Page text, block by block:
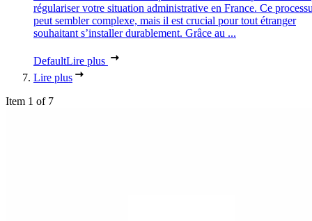
régulariser votre situation administrative en France. Ce
peut sembler complexe, mais il est crucial pour tout étranger
souhaitant s’installer durablement. Grâce au ...
DefaultLire plus
Lire plus
Item 1 of 7